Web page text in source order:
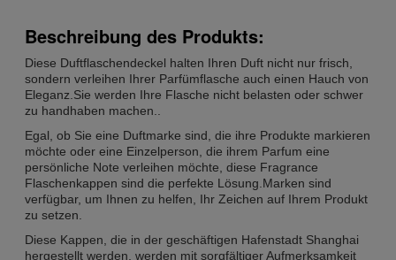
Beschreibung des Produkts:
Diese Duftflaschendeckel halten Ihren Duft nicht nur frisch,
sondern verleihen Ihrer Parfümflasche auch einen Hauch von
Eleganz.Sie werden Ihre Flasche nicht belasten oder schwer
zu handhaben machen..
Egal, ob Sie eine Duftmarke sind, die ihre Produkte markieren
möchte oder eine Einzelperson, die ihrem Parfum eine
persönliche Note verleihen möchte, diese Fragrance
Flaschenkappen sind die perfekte Lösung.Marken sind
verfügbar, um Ihnen zu helfen, Ihr Zeichen auf Ihrem Produkt
zu setzen.
Diese Kappen, die in der geschäftigen Hafenstadt Shanghai
hergestellt werden, werden mit sorgfältiger Aufmerksamkeit